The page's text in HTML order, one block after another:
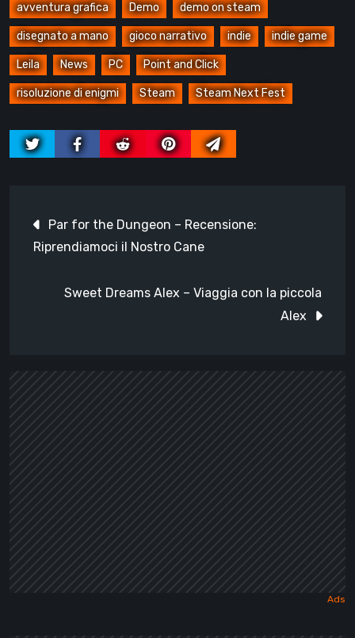
avventura grafica Demo demo on steam
disegnato a mano gioco narrativo indie indie game
Leila News PC Point and Click
risoluzione di enigmi Steam Steam Next Fest
articoli
Par for the Dungeon – Recensione:
Riprendiamoci il Nostro Cane
Sweet Dreams Alex – Viaggia con la piccola
Alex